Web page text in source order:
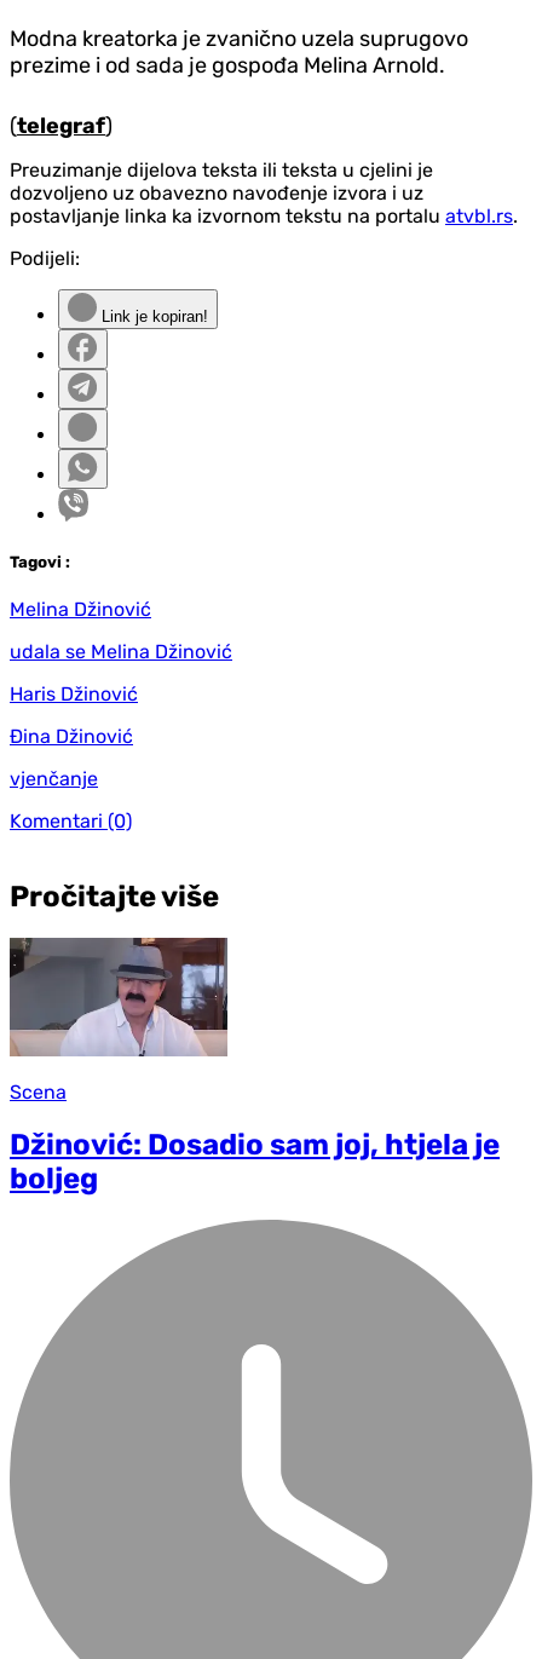
Modna kreatorka je zvanično uzela suprugovo
prezime i od sada je gospođa Melina Arnold.
(telegraf)
Preuzimanje dijelova teksta ili teksta u cjelini je
dozvoljeno uz obavezno navođenje izvora i uz
postavljanje linka ka izvornom tekstu na portalu atvbl.rs.
Podijeli:
Link je kopiran!
Tagovi :
Melina Džinović
udala se Melina Džinović
Haris Džinović
Đina Džinović
vjenčanje
Komentari (0)
Pročitajte više
Scena
Džinović: Dosadio sam joj, htjela je
boljeg